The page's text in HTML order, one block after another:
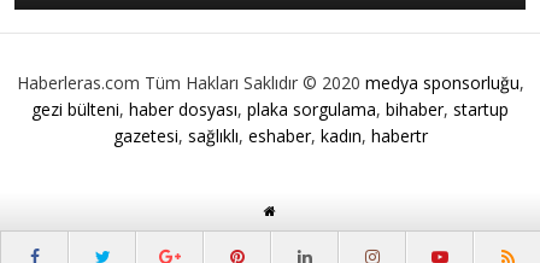
Haberleras.com Tüm Hakları Saklıdır © 2020 medya sponsorluğu,
gezi bülteni, haber dosyası, plaka sorgulama, bihaber, startup
gazetesi, sağlıklı, eshaber, kadın, habertr